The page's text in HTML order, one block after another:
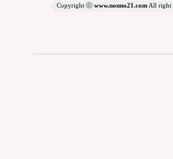
Copyright ⓒ www.nonno21.comAll right